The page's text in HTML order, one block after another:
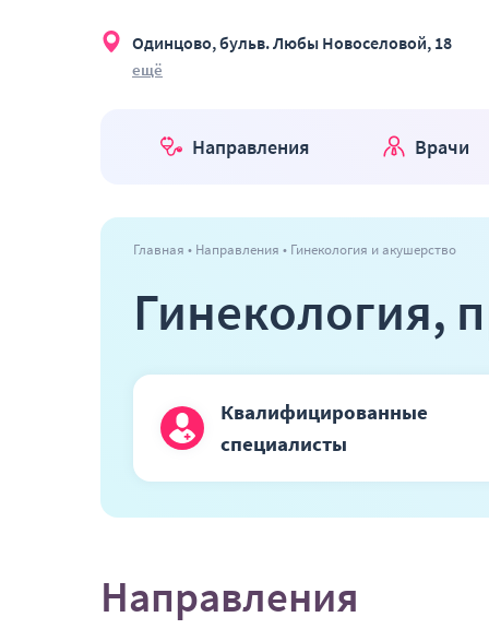
Одинцово, бульв. Любы Новоселовой, 18
ещё
Направления Врачи
Главная Направления Гинекология и акушерство
Гинекология,
Квалифицированные
специалисты
Направления